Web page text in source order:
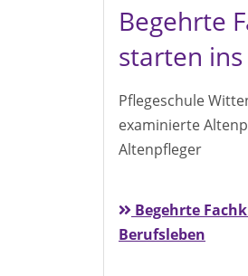
Begehrte
starten
Pflegeschule
examinierte
Altenpfleger
Begehrte
Berufsleben